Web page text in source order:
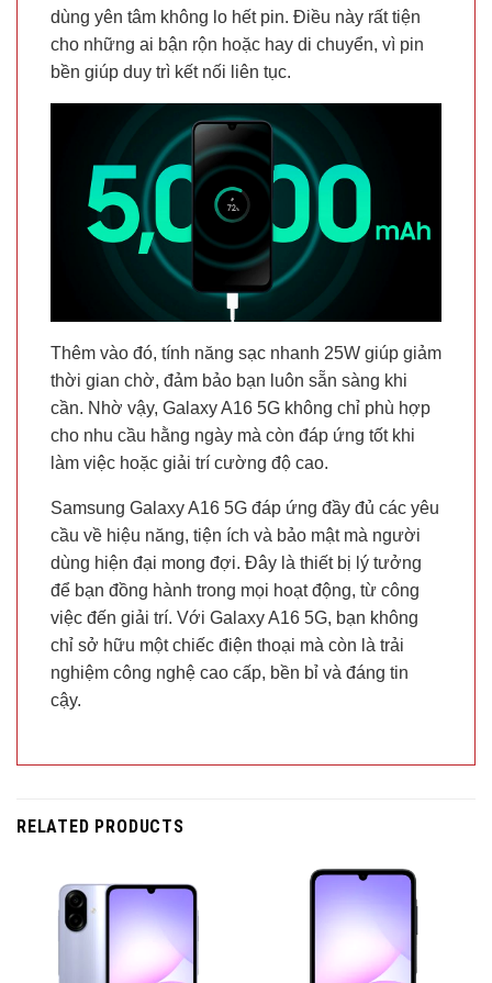
dùng yên tâm không lo hết pin. Điều này rất tiện
cho những ai bận rộn hoặc hay di chuyển, vì pin
bền giúp duy trì kết nối liên tục.
Thêm vào đó, tính năng sạc nhanh 25W giúp giảm
thời gian chờ, đảm bảo bạn luôn sẵn sàng khi
cần. Nhờ vậy, Galaxy A16 5G không chỉ phù hợp
cho nhu cầu hằng ngày mà còn đáp ứng tốt khi
làm việc hoặc giải trí cường độ cao.
Samsung Galaxy A16 5G đáp ứng đầy đủ các yêu
cầu về hiệu năng, tiện ích và bảo mật mà người
dùng hiện đại mong đợi. Đây là thiết bị lý tưởng
để bạn đồng hành trong mọi hoạt động, từ công
việc đến giải trí. Với Galaxy A16 5G, bạn không
chỉ sở hữu một chiếc điện thoại mà còn là trải
nghiệm công nghệ cao cấp, bền bỉ và đáng tin
cậy.
RELATED PRODUCTS